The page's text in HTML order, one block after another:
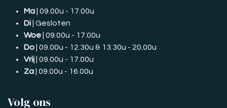
Ma | 09.00u - 17.00u
Di | Gesloten
Woe | 09.00u - 17.00u
Do | 09.00u - 12.30u & 13.30u - 20.00u
Vrij | 09.00u - 17.00u
Za | 09.00u - 16.00u
Volg ons